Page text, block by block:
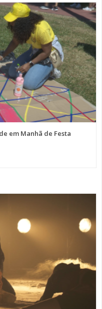
em Manhã de Festa